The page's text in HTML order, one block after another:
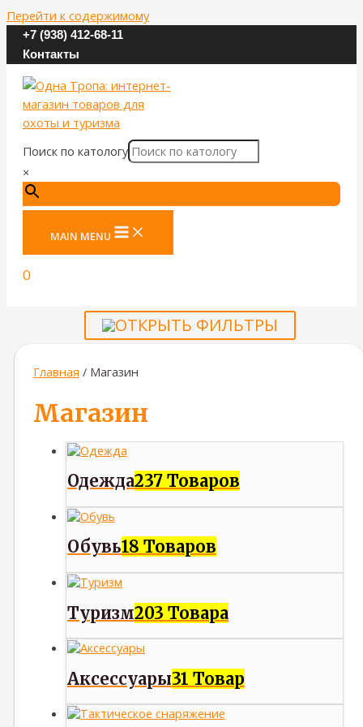
Перейти к содержимому
+7 (938) 412-68-11
Контакты
Поиск по катологу
×
MAIN MENU
0
ОТКРЫТЬ ФИЛЬТРЫ
Главная / Магазин
Магазин
Одежда237 Товаров
Обувь18 Товаров
Туризм203 Товара
Аксессуары31 Товар